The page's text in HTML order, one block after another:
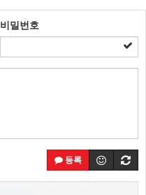
비밀번호
등록